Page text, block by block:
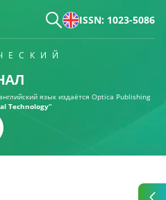
ISSN: 1023-5086
язык издаётся Optica Publishing
Technology“